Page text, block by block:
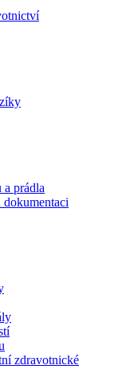
prádla
zdravotnické